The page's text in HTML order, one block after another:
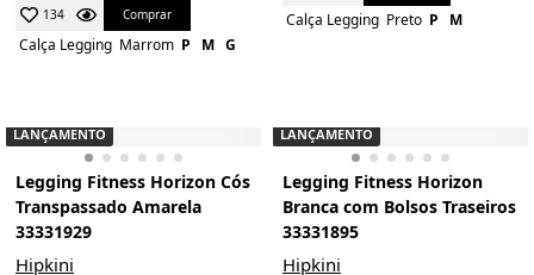
134 Comprar
Calça Legging Marrom P M G
Calça Legging Preto P M
LANÇAMENTO
Legging Fitness Horizon Cós
Transpassado Amarela
33331929
Hipkini
LANÇAMENTO
Legging Fitness Horizon
Branca com Bolsos Traseiros
33331895
Hipkini